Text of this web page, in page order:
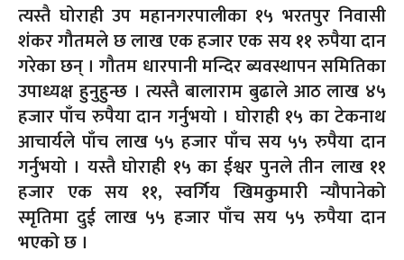
त्यस्तै घोराही उप महानगरपालीका १५ भरतपुर निवासी
शंकर गौतमले छ लाख एक हजार एक सय ११ रुपैया दान
गरेका छन् । गौतम धारपानी मन्दिर ब्यवस्थापन समितिका
उपाध्यक्ष हुनुहुन्छ । त्यस्तै बालाराम बुढाले आठ लाख ४५
हजार पाँच रुपैया दान गर्नुभयो । घोराही १५ का टेकनाथ
आचार्यले पाँच लाख ५५ हजार पाँच सय ५५ रुपैया दान
गर्नुभयो । यस्तै घोराही १५ का ईश्वर पुनले तीन लाख ११
हजार एक सय ११, स्वर्गिय खिमकुमारी न्यौपानेको
स्मृतिमा दुई लाख ५५ हजार पाँच सय ५५ रुपैया दान
भएको छ ।